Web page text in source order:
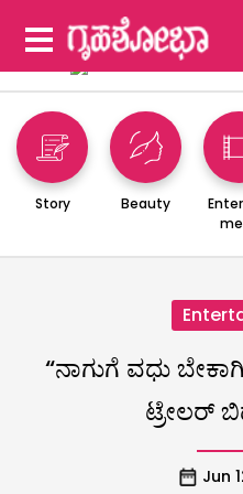
Story Beauty
“ನಾಗುಗೆ ವಧು
ಟ್ರೇಲರ್
Jun